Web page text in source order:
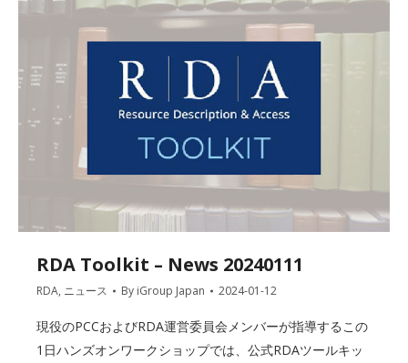
RDA Toolkit – News 20240111
RDA, ニュース By iGroup Japan 2024-01-12
現役のPCCおよびRDA運営委員会メンバーが指導するこの
1日ハンズオンワークショップでは、公式RDAツールキッ